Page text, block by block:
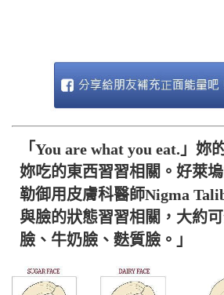
「You are what you eat.」妳
妳吃的東西習習相關。好萊
勒御用皮膚科醫師Nigma
與臉的狀態習習相關，大約
臉、牛奶臉、麩質臉。」